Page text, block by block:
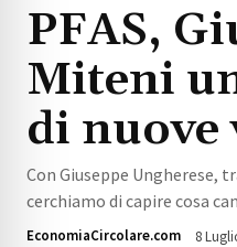
PFAS,
Miteni
di nuove
Con Giuseppe Ungherese,
cerchiamo di capire cosa
EconomiaCircolare.com 8